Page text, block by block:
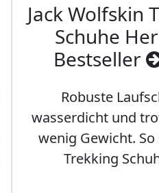
Jack Wolfskin
Schuhe
Bestseller
Robuste
wasserdicht und
wenig Gewicht.
Trekking